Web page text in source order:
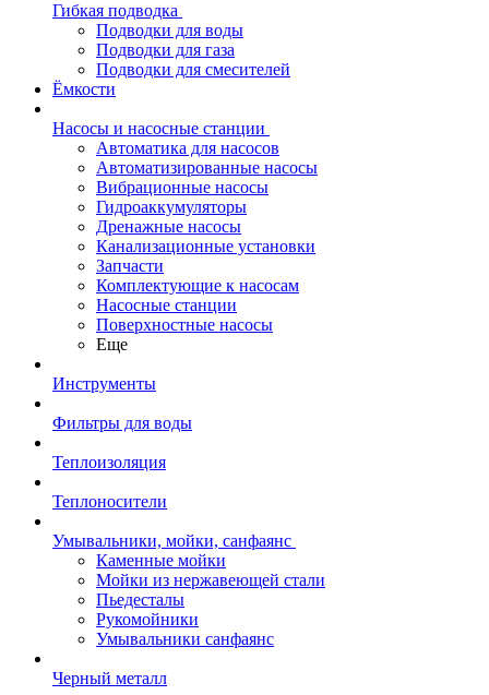
Гибкая подводка
Подводки для воды
Подводки для газа
Подводки для смесителей
Ёмкости
Насосы и насосные станции
Автоматика для насосов
Автоматизированные насосы
Вибрационные насосы
Гидроаккумуляторы
Дренажные насосы
Канализационные установки
Запчасти
Комплектующие к насосам
Насосные станции
Поверхностные насосы
Еще
Инструменты
Фильтры для воды
Теплоизоляция
Теплоносители
Умывальники, мойки, санфаянс
Каменные мойки
Мойки из нержавеющей стали
Пьедесталы
Рукомойники
Умывальники санфаянс
Черный металл